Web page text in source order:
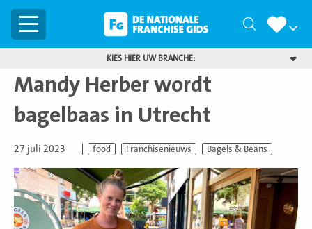
Menu Zoeken
KIES HIER UW BRANCHE:
Mandy Herber wordt
bagelbaas in Utrecht
27 juli 2023 food Franchisenieuws Bagels & Beans